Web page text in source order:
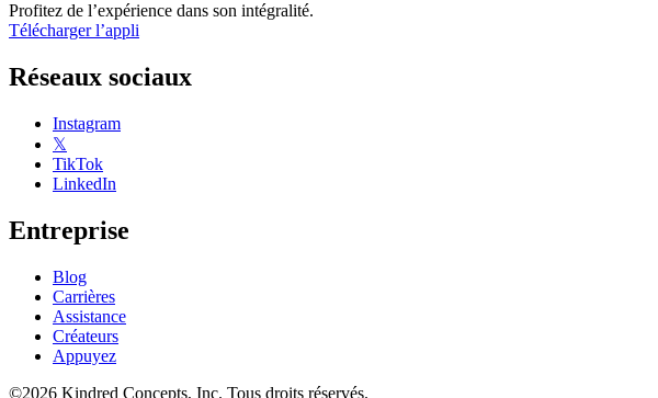
Profitez de l’expérience dans son intégralité.
Télécharger l’appli
Réseaux sociaux
Instagram
𝕏
TikTok
LinkedIn
Entreprise
Blog
Carrières
Assistance
Créateurs
Appuyez
©2026 Kindred Concepts, Inc. Tous droits réservés.